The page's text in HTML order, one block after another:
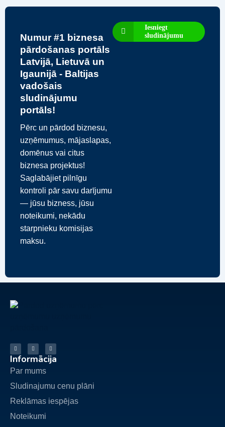
Numur #1 biznesa
pārdošanas portāls
Latvijā, Lietuvā un
Igaunijā - Baltijas
vadošais
sludinājumu
portāls!
Pērc un pārdod biznesu,
uzņēmumus, mājaslapas,
domēnus vai citus
biznesa projektus!
Saglabājiet pilnīgu
kontroli pār savu darījumu
— jūsu bizness, jūsu
noteikumi, nekādu
starpnieku komisijas
maksu.
Iesniegt
sludinājumu
Informācija
Par mums
Sludinajumu cenu plāni
Reklāmas iespējas
Noteikumi